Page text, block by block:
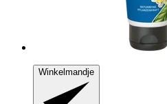
Winkelmandje